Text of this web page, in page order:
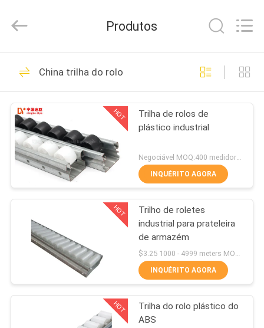
CASA
PRODUTOS
SOBRE
NÓS
EXCURSÃO
FÁBRICA
CONTROLE
DA
Reserved.
tubo magro
157
Conector magro do
tubo
164
Produtos
China trilha do rolo
HOT
Trilha de rolos de
plástico industrial
Negociável MOQ:400 medidores
INQUÉRITO AGORA
HOT
Trilho de roletes
industrial para prateleira
de armazém
INQUÉRITO AGORA
HOT
Trilha do rolo plástico do
ABS